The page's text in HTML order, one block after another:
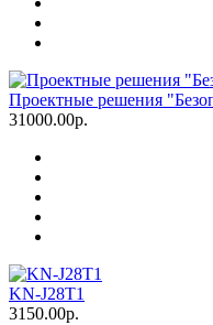
Проектные решения
31000.00р.
KN-J28T1
3150.00р.